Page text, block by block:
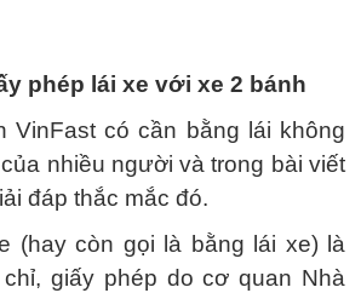
phép lái xe với xe 2 bánh
VinFast có cần bằng lái không
nhiều người và trong bài viết
đáp thắc mắc đó.
(hay còn gọi là bằng lái xe) là
giấy phép do cơ quan Nhà